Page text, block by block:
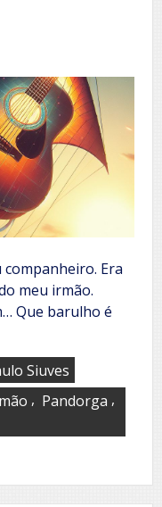
Era
meu irmão.
Que barulho é
Siuves
, Pandorga ,